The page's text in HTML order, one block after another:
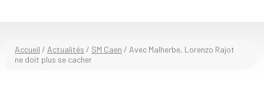
Accueil / Actualités / SM Caen / Avec Malherbe, Lorenzo Rajot
ne doit plus se cacher